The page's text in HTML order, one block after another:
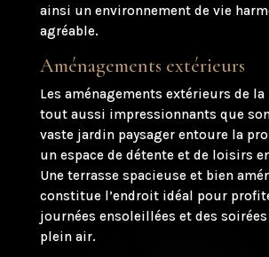
ainsi un environnement de vie
agréable.
Aménagements extérieurs
Les aménagements extérieurs de
tout aussi impressionnants que
vaste jardin paysager entoure la
un espace de détente et de loisirs
Une terrasse spacieuse et bien
constitue l’endroit idéal pour
journées ensoleillées et des
plein air.